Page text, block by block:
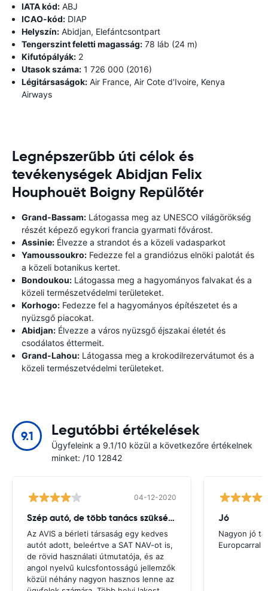
IATA kód: ABJ
ICAO-kód: DIAP
Helyszín: Abidjan, Elefántcsontpart
Tengerszint feletti magasság: 78 láb (24 m)
Kifutópályák: 2
Utasok száma: 1 726 000 (2016)
Légitársaságok: Air France, Air Cote d'Ivoire, Kenya
Airways
Legnépszerűbb úti célok és
tevékenységek Abidjan Felix
Houphouët Boigny Repülőtér
Grand-Bassam: Látogassa meg az UNESCO világörökség
részét képező egykori francia gyarmati fővárost.
Assinie: Élvezze a strandot és a közeli vadasparkot
Yamoussoukro: Fedezze fel a grandiózus elnöki palotát és
a közeli botanikus kertet.
Bondoukou: Látogassa meg a hagyományos falvakat és a
közeli természetvédelmi területeket.
Korhogo: Fedezze fel a hagyományos építészetet és a
nyüzsgő piacokat.
Abidjan: Élvezze a város nyüzsgő éjszakai életét és
csodálatos éttermeit.
Grand-Lahou: Látogassa meg a krokodilrezervátumot és a
közeli természetvédelmi területeket.
9.1 Legutóbbi értékelések
Ügyfeleink a 9.1/10 közül a következőre értékelnek
minket: /10 12842
04-12-2020
Szép autó, de több tanács szükséges
Az AVIS a bérleti társaság egy kedves
autót adott, beleértve a SAT NAV-ot is,
de rövid használati útmutatója, és az
angol nyelvű kulcsfontosságú jellemzők
közül néhány nagyon hasznos lenne az
Jó
Nagyon jó
Europcarral